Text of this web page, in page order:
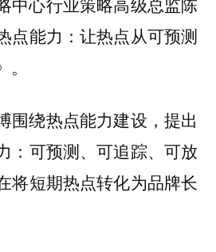
点能力：让热点从可预测
围绕热点能力建设，提出
： 可预测、可追踪、可放
将短期热点转化为品牌长